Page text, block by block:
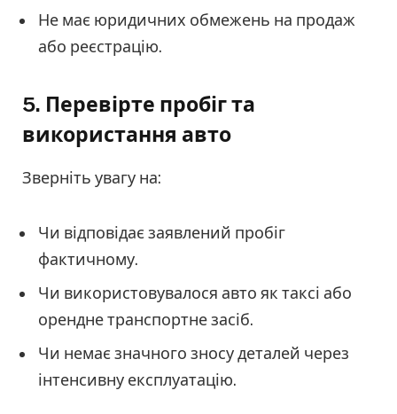
Не має юридичних обмежень на продаж
або реєстрацію.
5. Перевірте пробіг та
використання авто
Зверніть увагу на:
Чи відповідає заявлений пробіг
фактичному.
Чи використовувалося авто як таксі або
орендне транспортне засіб.
Чи немає значного зносу деталей через
інтенсивну експлуатацію.